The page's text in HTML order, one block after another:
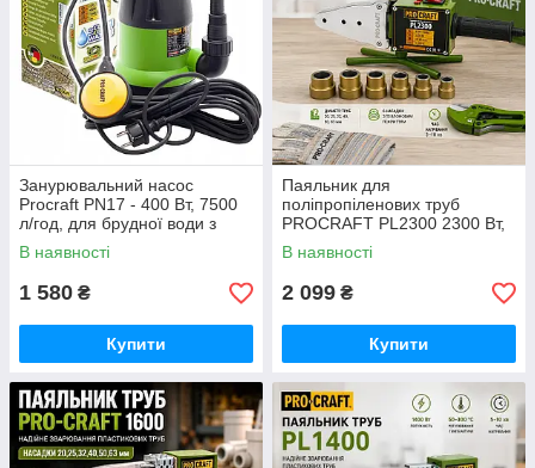
Занурювальний насос
Procraft PN17 - 400 Вт, 7500
л/год, для брудної води з
частками до 35 мм німецький
В наявності
1 580 ₴
Купити
Паяльник для
поліпропіленових труб
PROCRAFT PL2300 2300 Вт,
температура до 300 °C,
насадки 20-63 мм, кейс,
В наявності
2 099 ₴
Купити